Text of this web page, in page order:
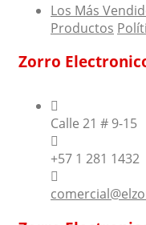
Los Más
Productos
Zorro
Calle 21 # 9-15
+57 1 281 1432